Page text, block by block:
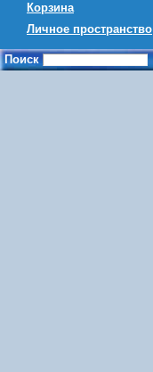
Корзина
Личное пространство
Поиск